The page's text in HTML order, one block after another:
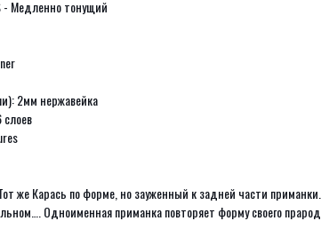
- Медленно тонущий
2мм нержавейка
слоев
же Карась по форме, но зауженный к задней части
Одноименная приманка повторяет форму своего